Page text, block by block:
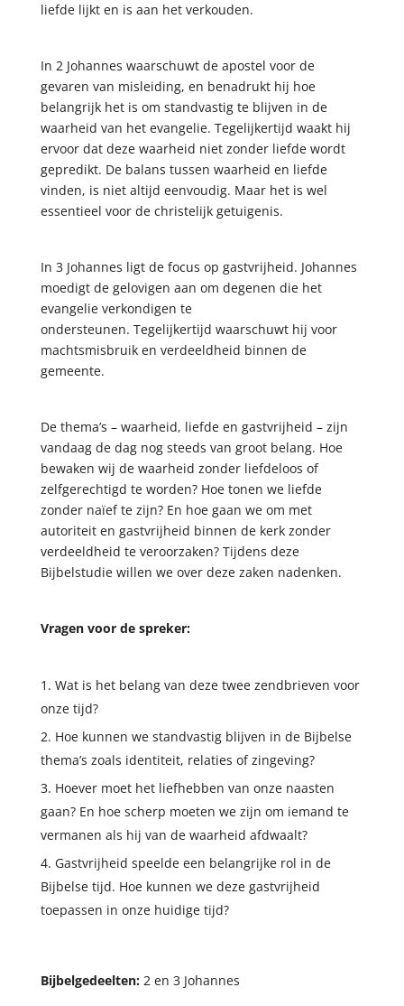
liefde lijkt en is aan het verkouden.
In 2 Johannes waarschuwt de apostel voor de
gevaren van misleiding, en benadrukt hij hoe
belangrijk het is om standvastig te blijven in de
waarheid van het evangelie. Tegelijkertijd waakt hij
ervoor dat deze waarheid niet zonder liefde wordt
gepredikt. De balans tussen waarheid en liefde
vinden, is niet altijd eenvoudig. Maar het is wel
essentieel voor de christelijk getuigenis.
In 3 Johannes ligt de focus op gastvrijheid. Johannes
moedigt de gelovigen aan om degenen die het
evangelie verkondigen te
ondersteunen. Tegelijkertijd waarschuwt hij voor
machtsmisbruik en verdeeldheid binnen de
gemeente.
De thema’s – waarheid, liefde en gastvrijheid – zijn
vandaag de dag nog steeds van groot belang. Hoe
bewaken wij de waarheid zonder liefdeloos of
zelfgerechtigd te worden? Hoe tonen we liefde
zonder naïef te zijn? En hoe gaan we om met
autoriteit en gastvrijheid binnen de kerk zonder
verdeeldheid te veroorzaken? Tijdens deze
Bijbelstudie willen we over deze zaken nadenken.
Vragen voor de spreker:
Wat is het belang van deze twee zendbrieven voor
onze tijd?
Hoe kunnen we standvastig blijven in de Bijbelse
thema’s zoals identiteit, relaties of zingeving?
Hoever moet het liefhebben van onze naasten
gaan? En hoe scherp moeten we zijn om iemand te
vermanen als hij van de waarheid afdwaalt?
Gastvrijheid speelde een belangrijke rol in de
Bijbelse tijd. Hoe kunnen we deze gastvrijheid
toepassen in onze huidige tijd?
Bijbelgedeelten:2 en 3 Johannes